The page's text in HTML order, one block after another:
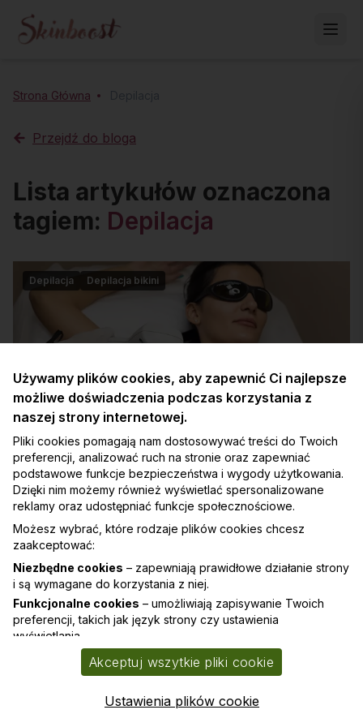
Strona Główna
Przejdź do bloga
Lista artykułów oznaczona
tagiem: Depilacja
Depilacja Depilacja bikini
Wiązek i Zalety
Depilacja laserowa to jedna z najbardziej popularnych metod
usuwania niechcianego owłosienia na świecie. Jej rosnąca
popularność wynika z wysokiej skuteczności, długotrwałych
efektów oraz wygody, jaką oferuje
2026
Skinboost
Polityka cookiesPolityka prywatnościKontakt
Używamy plików cookies, aby zapewnić Ci najlepsze
możliwe doświadczenia podczas korzystania z
naszej strony internetowej.
Pliki cookies pomagają nam dostosowywać treści do Twoich
preferencji, analizować ruch na stronie oraz zapewniać
podstawowe funkcje bezpieczeństwa i wygody użytkowania.
Dzięki nim możemy również wyświetlać spersonalizowane
reklamy oraz udostępniać funkcje społecznościowe.
Możesz wybrać, które rodzaje plików cookies chcesz
zaakceptować:
Niezbędne cookies – zapewniają prawidłowe działanie strony
i są wymagane do korzystania z niej.
Funkcjonalne cookies – umożliwiają zapisywanie Twoich
preferencji, takich jak język strony czy ustawienia
wyświetlania.
Analityczne cookies
– pomagają nam zrozumieć, jak
użytkownicy korzystają z naszej strony, co pozwala nam ją
Reklamowe cookies– umożliwiają wyświetlanie reklam
Ustawienia plików cookie
Akceptuj wszytkie pliki cookie